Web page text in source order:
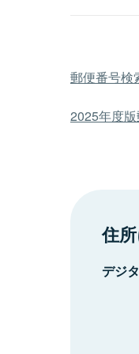
郵便番号検
2025年度
住
デジ